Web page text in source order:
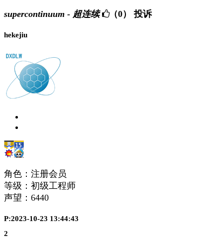
supercontinuum - 超连续 （0） 投诉
hekejiu
角色：注册会员
等级：初级工程师
声望： 6440
P:2023-10-23 13:44:43
2